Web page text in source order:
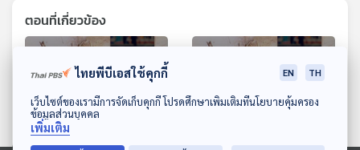
ดาวน์โหลด Thai PBS Podcast Application
ตอนที่เกี่ยวข้อง
ไทยพีบีเอสใช้คุกกี้ EN TH
เว็บไซต์ของเรามีการจัดเก็บคุกกี้ โปรดศึกษาเพิ่มเติมที่นโยบายคุ้มครอง
ข้อมูลส่วนบุคคล
เพิ่มเติม